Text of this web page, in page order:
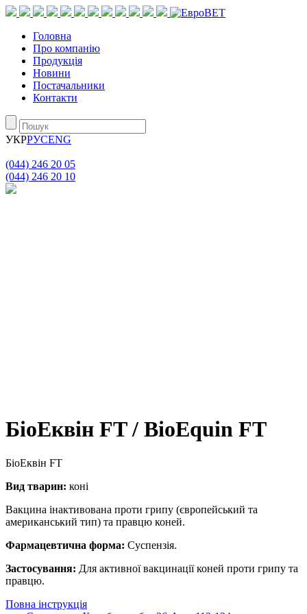
Головна
Про компанію
Продукція
Новини
Постачальники
Контакти
УКРРУСENG
(044) 246 20 05
(044) 246 20 10
БіоЕквін FT / BioEquin FТ
БіоЕквін FT
Вид тварин: коні
Вакцина інактивована проти грипу (європейський та
американський тип) та правцю коней.
Фармацевтична форма: Суспензія.
Застосування: Для активної вакцинації коней проти грипу та
правцю.
Повна інструкція